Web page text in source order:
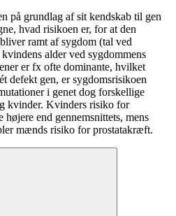
på grundlag af sit kendskab til gen
hvad risikoen er, for at den
ramt af sygdom (tal ved
alder ved sygdommens
er fx ofte dominante, hvilket
defekt gen, er sygdomsrisikoen
i genet dog forskellige
kvinder. Kvinders risiko for
end gennemsnittets, mens
mænds risiko for prostatakræft.